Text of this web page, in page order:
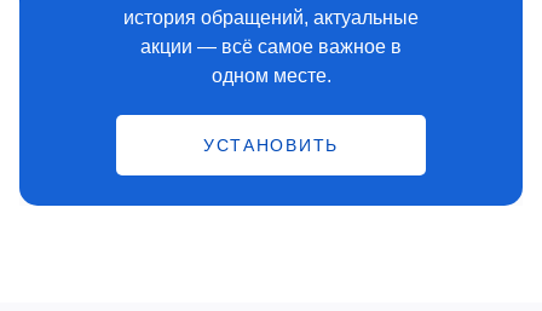
история обращений, актуальные
акции — всё самое важное в
одном месте.
УСТАНОВИТЬ